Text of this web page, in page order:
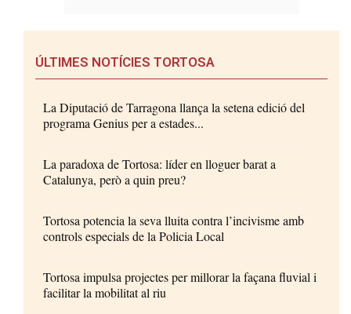
ÚLTIMES NOTÍCIES TORTOSA
La Diputació de Tarragona llança la setena edició del
programa Genius per a estades...
La paradoxa de Tortosa: líder en lloguer barat a
Catalunya, però a quin preu?
Tortosa potencia la seva lluita contra l’incivisme amb
controls especials de la Policia Local
Tortosa impulsa projectes per millorar la façana fluvial i
facilitar la mobilitat al riu